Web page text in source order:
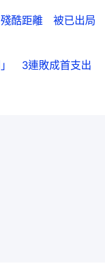
殘酷距離 被已出局
」 3連敗成首支出